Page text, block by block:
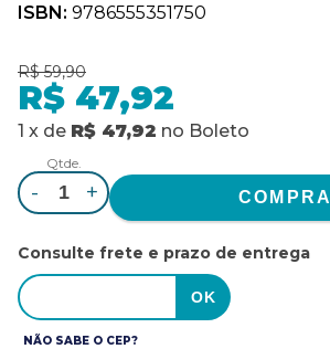
ISBN: 9786555351750
R$ 59,90
R$ 47,92
1 x de R$ 47,92 no Boleto
Qtde.
- +
Consulte frete e prazo de entrega
NÃO SABE O CEP?